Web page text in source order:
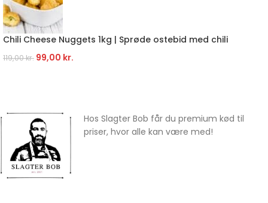
Chili Cheese Nuggets 1kg | Sprøde ostebid med chili
119,00kr. 99,00 kr.
Hos Slagter Bob får du premium kød til
priser, hvor alle kan være med!